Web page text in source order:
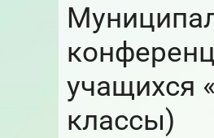
учащихся
классы)